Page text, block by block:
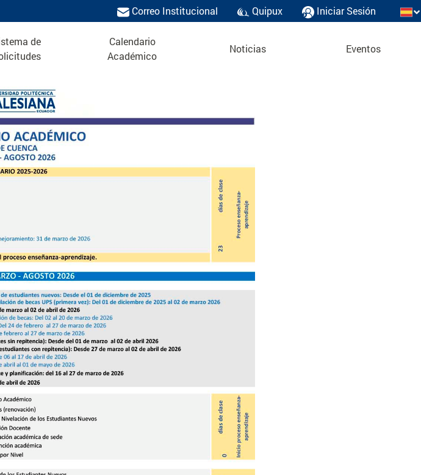
Correo Institucional Quipux Iniciar Sesión
de
Calendario
Académico
Noticias Eventos